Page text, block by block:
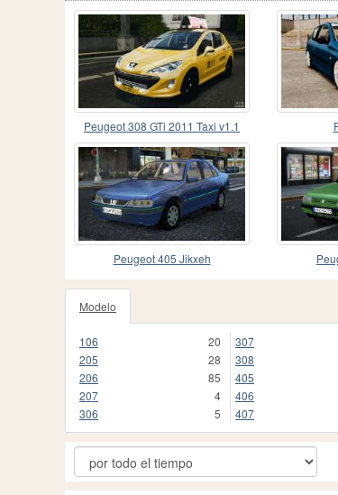
Peugeot 308 GTi 2011 Taxi v1.1
Peugeot 405 Jikxeh
Modelo
106
20
205
28
206
85
207
4
306
5
307
308
405
406
407